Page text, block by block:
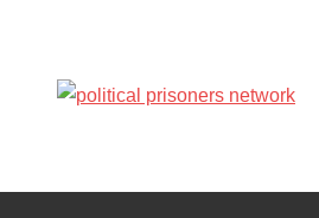
springen